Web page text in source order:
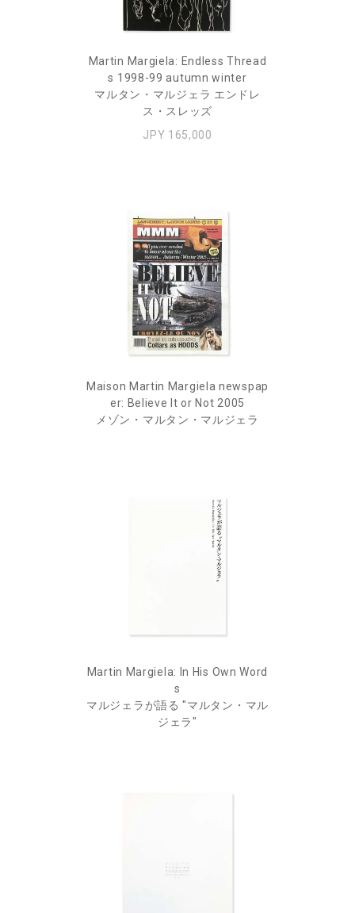
Martin Margiela: Endless Thread
s 1998-99 autumn winter
マルタン・マルジェラ エンドレ
ス・スレッズ
JPY 165,000
Maison Martin Margiela newspap
er: Believe It or Not 2005
メゾン・マルタン・マルジェラ
Martin Margiela: In His Own Word
s
マルジェラが語る "マルタン・マル
ジェラ"